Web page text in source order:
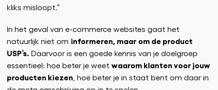
kliks misloopt.”
In het geval van e-commerce websites gaat het
natuurlijk niet om informeren, maar om de product
USP’s. Daarvoor is een goede kennis van je doelgroep
essentieel: hoe beter je weet waarom klanten voor jouw
producten kiezen , hoe beter je in staat bent om daar in